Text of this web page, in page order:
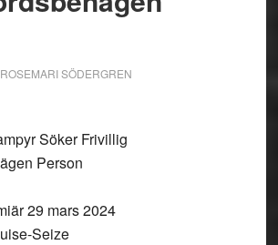
ROSEMARI SÖDERGREN
Söker Frivillig
Person
29 mars 2024
Seize